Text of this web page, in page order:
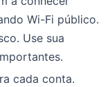
Wi-Fi público.
Use sua
cada conta.